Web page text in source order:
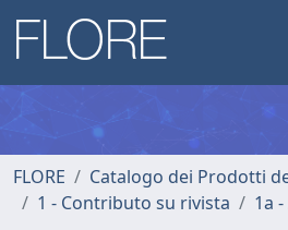
FLORE
Catalogo dei Prodotti
1 - Contributo su rivista
1a